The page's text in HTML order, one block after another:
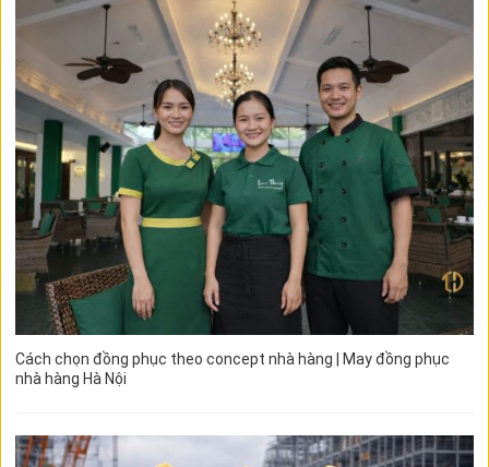
Cách chọn đồng phục theo concept nhà hàng | May đồng phục
nhà hàng Hà Nội